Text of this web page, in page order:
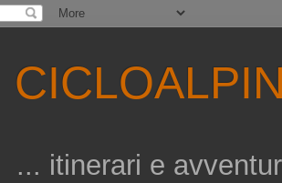
... itinerari e